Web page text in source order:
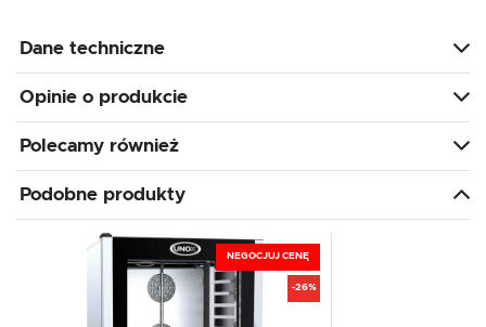
Dane techniczne
Opinie o produkcie
Polecamy również
Podobne produkty
NEGOCJUJ CENĘ
-26%